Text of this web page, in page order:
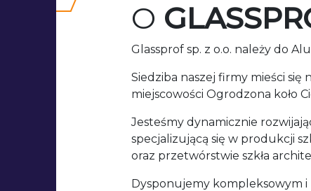
O
Glassprof sp. z o.o. należy do
Siedziba naszej firmy mieści się
miejscowości Ogrodzona koło
Jesteśmy dynamicznie
specjalizującą się w produkcji
oraz przetwórstwie szkła
Dysponujemy kompleksowym i